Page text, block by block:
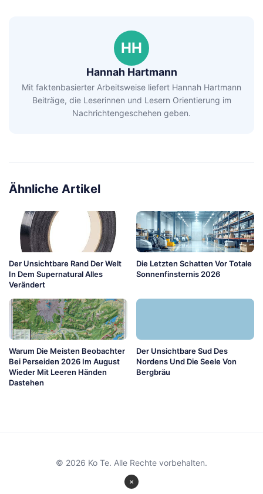
HH
Hannah Hartmann
Mit faktenbasierter Arbeitsweise liefert Hannah Hartmann
Beiträge, die Leserinnen und Lesern Orientierung im
Nachrichtengeschehen geben.
Ähnliche Artikel
Der Unsichtbare Rand Der Welt
In Dem Supernatural Alles
Verändert
Die Letzten Schatten Vor Totale
Sonnenfinsternis 2026
Warum Die Meisten Beobachter
Bei Perseiden 2026 Im August
Wieder Mit Leeren Händen
Dastehen
Der Unsichtbare Sud Des
Nordens Und Die Seele Von
Bergbräu
×
© 2026 Ko Te. Alle Rechte vorbehalten.